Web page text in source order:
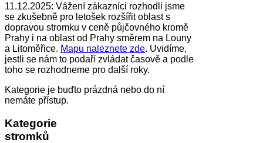
11.12.2025: Vážení zákazníci rozhodli jsme
se zkušebně pro letošek rozšířit oblast s
dopravou stromku v ceně půjčovného kromě
Prahy i na oblast od Prahy směrem na Louny
a Litoměřice. Mapu naleznete zde. Uvidíme,
jestli se nám to podaří zvládat časově a podle
toho se rozhodneme pro další roky.
Kategorie je buďto prázdná nebo do ní
nemáte přístup.
Kategorie
stromků